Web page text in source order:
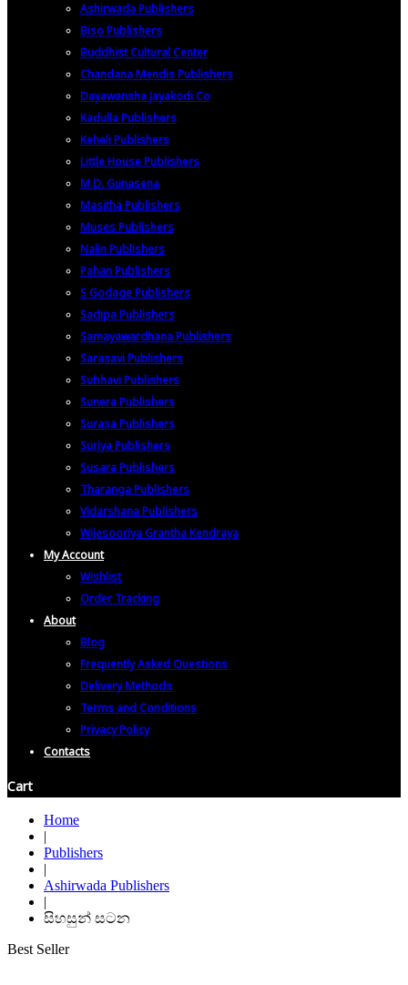
Ashirwada Publishers
Biso Publishers
Buddhist Cultural Center
Chandana Mendis Publishers
Dayawansha Jayakodi Co
Kadulla Publishers
Keheli Publishers
Little House Publishers
M.D. Gunasena
Masitha Publishers
Muses Publishers
Nalin Publishers
Pahan Publishers
S Godage Publishers
Sadipa Publishers
Samayawardhana Publishers
Sarasavi Publishers
Subhavi Publishers
Sunera Publishers
Surasa Publishers
Suriya Publishers
Susara Publishers
Tharanga Publishers
Vidarshana Publishers
Wijesooriya Grantha Kendraya
My Account
Wishlist
Order Tracking
About
Blog
Frequently Asked Questions
Delivery Methods
Terms and Conditions
Privacy Policy
Contacts
Cart
Home
|
Publishers
|
Ashirwada Publishers
|
සිහසුන් සටන
Best Seller